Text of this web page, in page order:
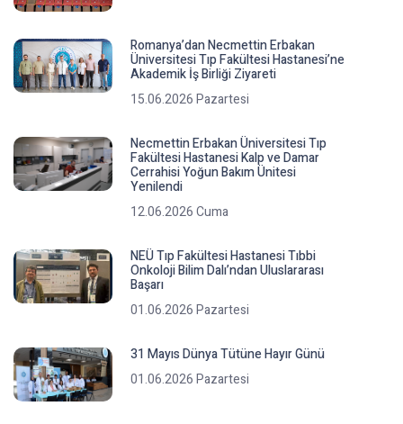
Romanya’dan Necmettin Erbakan
Üniversitesi Tıp Fakültesi Hastanesi’ne
Akademik İş Birliği Ziyareti
15.06.2026 Pazartesi
Necmettin Erbakan Üniversitesi Tıp
Fakültesi Hastanesi Kalp ve Damar
Cerrahisi Yoğun Bakım Ünitesi
Yenilendi
12.06.2026 Cuma
NEÜ Tıp Fakültesi Hastanesi Tıbbi
Onkoloji Bilim Dalı’ndan Uluslararası
Başarı
01.06.2026 Pazartesi
31 Mayıs Dünya Tütüne Hayır Günü
01.06.2026 Pazartesi